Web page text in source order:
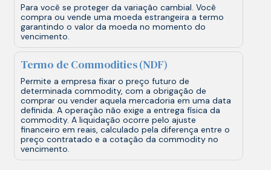
Para você se proteger da variação cambial. Você
compra ou vende uma moeda estrangeira a termo
garantindo o valor da moeda no momento do
vencimento.
Termo de Commodities (NDF)
Permite a empresa fixar o preço futuro de
determinada commodity, com a obrigação de
comprar ou vender aquela mercadoria em uma data
definida. A operação não exige a entrega física da
commodity. A liquidação ocorre pelo ajuste
financeiro em reais, calculado pela diferença entre o
preço contratado e a cotação da commodity no
vencimento.